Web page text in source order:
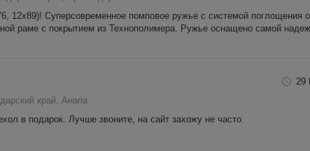
12х89)! Суперсовременное помповое ружье с системой поглощения
раме с покрытием из Технополимера. Ружье оснащено самой
29
край, Анапа
в подарок. Лучше звоните, на сайт захожу не часто.